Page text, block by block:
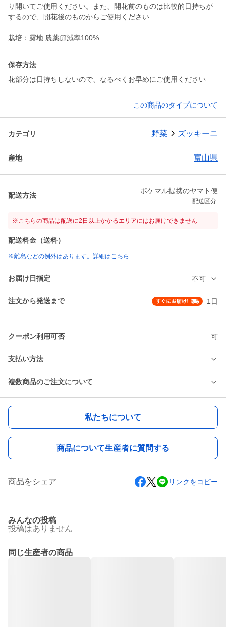
り開いてご使用ください。また、開花前のものは比較的日持ちが
するので、開花後のものからご使用ください
保存方法
花部分は日持ちしないので、なるべくお早めにご使用ください
この商品のタイプについて
カテゴリ 野菜 ズッキーニ
産地 富山県
配送方法
ポケマル提携のヤマト便
配送区分:
※こちらの商品は配送に2日以上かかるエリアにはお届けできません
配送料金（送料）
※離島などの例外はあります。詳細はこちら
お届け日指定 不可
注文から発送まで 1日
クーポン利用可否 可
支払い方法
複数商品のご注文について
私たちについて
商品について生産者に質問する
商品をシェア リンクをコピー
みんなの投稿
投稿はありません
同じ生産者の商品